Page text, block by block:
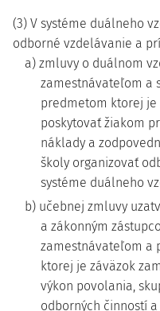
(3) V systéme duálneho
odborné vzdelávanie a
a) zmluvy o duálnom
zamestnávateľom a
predmetom ktorej je
poskytovať žiakom
náklady a
školy organizovať
systéme duálneho
b) učebnej zmluvy
a zákonným
zamestnávateľom a
ktorej je záväzok
výkon povolania,
odborných činností